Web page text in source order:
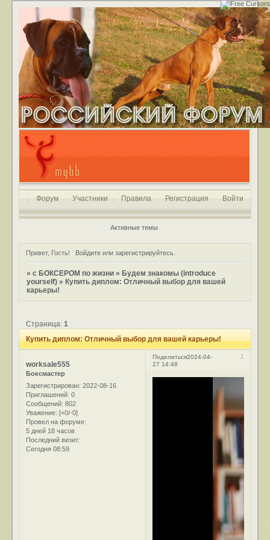
Форум Участники Правила Регистрация Войти
Активные темы
Привет, Гость! Войдитеили зарегистрируйтесь.
»с БОКСЕРОМ по жизни » Будем знакомы (introduce
yourself) » Купить диплом: Отличный выбор для вашей
карьеры!
Купить диплом: Отличный выбор для вашей карьеры!
Страница:1
Поделиться 1
2024-04-
27 14:48
worksale555
Боксмастер
Зарегистрирован: 2022-08-16
Приглашений: 0
Сообщений: 802
Уважение: [+0/-0]
Провел на форуме:
5 дней 18 часов
Последний визит:
Сегодня 08:59